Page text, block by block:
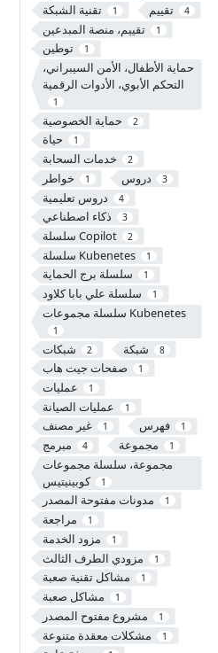
تقنية الشبكة 1 تقييم 4
تقييم، منصة المبدعين 1
توطين 1
حماية الأطفال، الأمن السيبراني،
التحكم الأبوي، الأدوات الرقمية
1
حماية الخصوصية 2
حياة 1
خدمات السحابة 2
خواطر 1 دروس 3
دروس تعليمية 4
ذكاء اصطناعي 3
سلسلة Copilot 2
سلسلة Kubenetes 1
سلسلة برج الحماية 1
سلسلة علي بابا كلاود 1
سلسلة مجموعات Kubenetes
1
شبكات 2 شبكة 8
صفحات جيت هاب 1
عمليات 1
عمليات الصيانة 1
غير مصنف 1 فهرس 1
مبرمج 4 مجموعة 1
مجموعة، سلسلة مجموعات
كوبينيتيس
1
مدونات مفتوحة المصدر 1
مراجعة 1
مزود الخدمة 1
مزودي الطرف الثالث 1
مشاكل تقنية صعبة 1
مشاكل صعبة 1
مشروع مفتوح المصدر 1
مشكلات معقدة متنوعة 1